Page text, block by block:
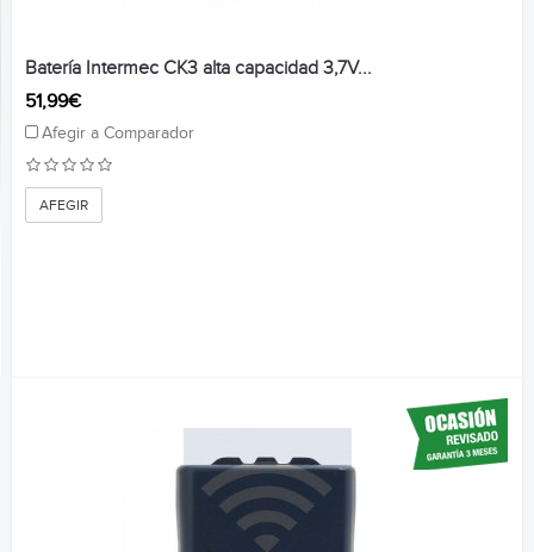
Batería Intermec CK3 alta capacidad 3,7V...
51,99€
Afegir a Comparador
AFEGIR